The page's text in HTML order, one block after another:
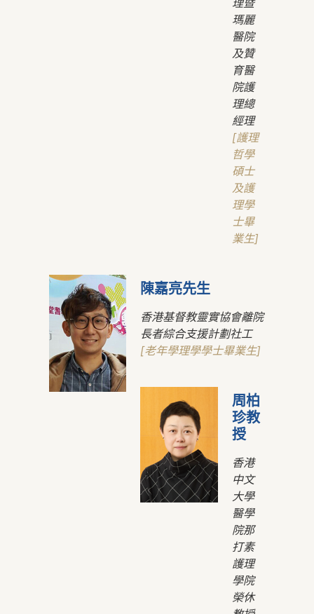
理暨
瑪麗
醫院
及贊
育醫
院護
理總
經理
[護理
哲學
碩士
及護
理學
士畢
業生]
陳嘉亮先生
香港基督教靈實協會離院
長者綜合支援計劃社工
[老年學理學學士畢業生]
周柏
珍教
授
香港
中文
大學
醫學
院那
打素
護理
學院
榮休